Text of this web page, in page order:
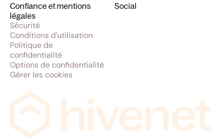
Social
Confiance et mentions
légales
Sécurité
Conditions d'utilisation
Politique de
confidentialité
Options de confidentialité
Gérer les cookies